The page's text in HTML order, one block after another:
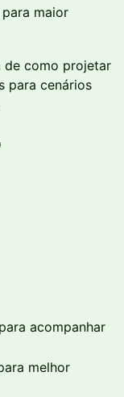
maior
de como projetar
para cenários
acompanhar
melhor